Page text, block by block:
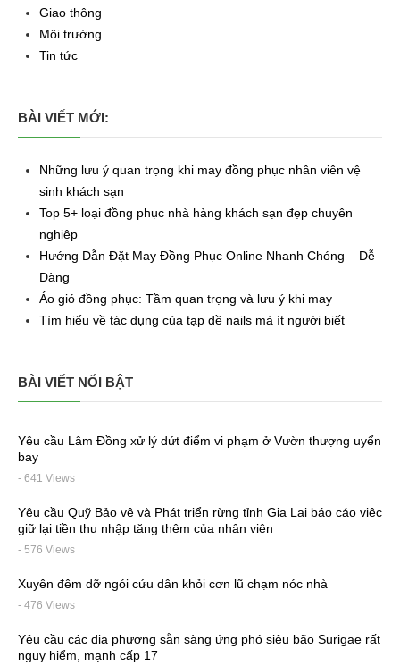
Giao thông
Môi trường
Tin tức
BÀI VIẾT MỚI:
Những lưu ý quan trọng khi may đồng phục nhân viên vệ
sinh khách sạn
Top 5+ loại đồng phục nhà hàng khách sạn đẹp chuyên
nghiệp
Hướng Dẫn Đặt May Đồng Phục Online Nhanh Chóng – Dễ
Dàng
Áo gió đồng phục: Tầm quan trọng và lưu ý khi may
Tìm hiểu về tác dụng của tạp dề nails mà ít người biết
BÀI VIẾT NỔI BẬT
Yêu cầu Lâm Đồng xử lý dứt điểm vi phạm ở Vườn thượng uyển
bay
- 641 Views
Yêu cầu Quỹ Bảo vệ và Phát triển rừng tỉnh Gia Lai báo cáo việc
giữ lại tiền thu nhập tăng thêm của nhân viên
- 576 Views
Xuyên đêm dỡ ngói cứu dân khỏi cơn lũ chạm nóc nhà
- 476 Views
Yêu cầu các địa phương sẵn sàng ứng phó siêu bão Surigae rất
nguy hiểm, mạnh cấp 17